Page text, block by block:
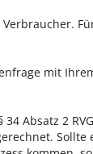
mit
Absatz 2